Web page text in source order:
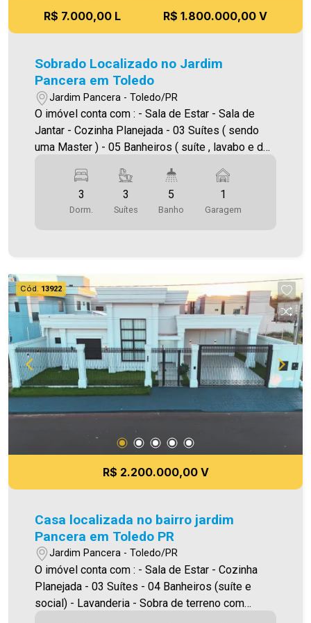
R$ 7.000,00 L R$ 1.800.000,00 V
Sobrado Localizado no Jardim
Pancera em Toledo
Jardim Pancera - Toledo/PR
O imóvel conta com : - Sala de Estar - Sala de
Jantar - Cozinha Planejada - 03 Suítes ( sendo
uma Master ) - 05 Banheiros ( suíte , lavabo e de
Ares Condicionados - Sobra de terreno - Vaga de
garagem Área construída: 253,57m² Área
terreno:360,00m² Será cobrado FCI (Fundo de
Imobiliária Ativa possui hoje uma das maiores
carteiras de imóveis administrados da cidade,
atuando com excelência tanto na locação quanto
na venda. Aproveite essa oportunidade, agende
uma visita! Imobiliária Ativa | Sinta-se em casa! -
As informações aqui prestadas são verdadeiras,
todavia, reservamo-nos o direito de corrigir
qualquer erro de digitação e/ou ortografia, bem
como alteração dos preços e imagens. Fotos
meramente ilustrativas.
3
Dorm.
3
Suítes
5
Banho
1
Garagem
Cód. 13922
R$ 2.200.000,00 V
Casa localizada no bairro jardim
Pancera em Toledo PR
Jardim Pancera - Toledo/PR
O imóvel conta com : - Sala de Estar - Cozinha
Planejada - 03 Suítes - 04 Banheiros (suíte e
social) - Lavanderia - Sobra de terreno com